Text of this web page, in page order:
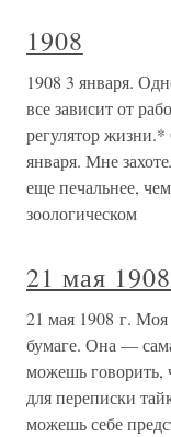
1908
1908 3 января.
все зависит от
регулятор
января. Мне
еще печальнее,
зоологическом
21 мая
21 мая 1908 г. Моя
бумаге. Она —
можешь говорить,
для переписки
можешь себе